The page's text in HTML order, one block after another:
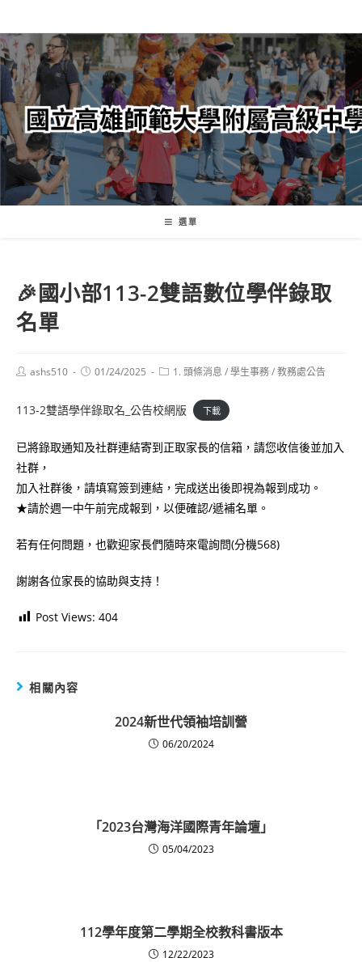
轉
至
主
內
容
選單
🎉國小部113-2雙語數位學伴錄取
名單
Postashs510
Post01/24/2025
Post1. 頭條消息 /學生事務/教務處公告
113-2雙語學伴錄取名_公告校網版 下載
已將錄取通知及社群連結寄到正取家長的信箱，請您收信後並加入
社群，
加入社群後，請填寫簽到連結，完成送出後即視為報到成功。
★請於週一中午前完成報到，以便確認/遞補名單。
若有任何問題，也歡迎家長們隨時來電詢問(分機568)
謝謝各位家長的協助與支持！
Post Views: 404
相關內容
2024新世代領袖培訓營
06/20/2024
「2023台灣海洋國際青年論壇」
05/04/2023
112學年度第二學期全校教科書版本
12/22/2023